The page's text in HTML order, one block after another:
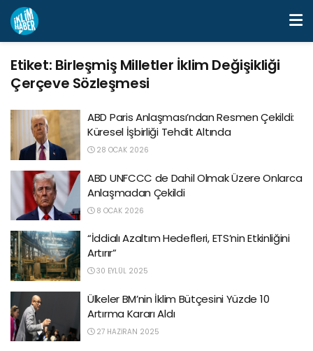
Etiket: Birleşmiş Milletler İklim Değişikliği
Çerçeve Sözleşmesi
ABD Paris Anlaşması’ndan Resmen Çekildi:
Küresel İşbirliği Tehdit Altında
28 OCAK 2026
ABD UNFCCC de Dahil Olmak Üzere Onlarca
Anlaşmadan Çekildi
8 OCAK 2026
“İddialı Azaltım Hedefleri, ETS’nin Etkinliğini
Artırır”
30 EYLÜL 2025
Ülkeler BM’nin İklim Bütçesini Yüzde 10
Artırma Kararı Aldı
27 HAZIRAN 2025